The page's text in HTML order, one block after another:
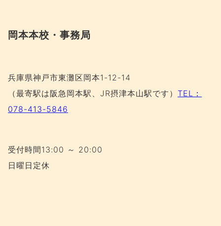
岡本本校・事務局
兵庫県神戸市東灘区岡本1-12-14
（最寄駅は阪急岡本駅、JR摂津本山駅です） TEL：
078-413-5846
受付時間13:00 ～ 20:00
日曜日定休